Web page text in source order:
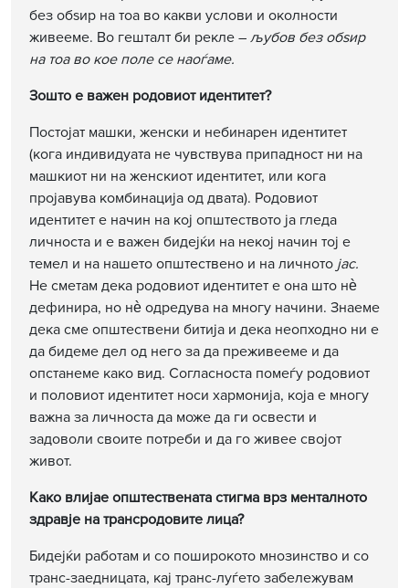
без обѕир на тоа во какви услови и околности
живееме. Во гешталт би рекле – љубов без обѕир
на тоа во кое поле се наоѓаме.
Зошто е важен родовиот идентитет?
Постојат машки, женски и небинарен идентитет
(кога индивидуата не чувствува припадност ни на
машкиот ни на женскиот идентитет, или кога
пројавува комбинација од двата). Родовиот
идентитет е начин на кој општеството ја гледа
личноста и е важен бидејќи на некој начин тој е
темел и на нашето општествено и на личното јас.
Не сметам дека родовиот идентитет е она што нѐ
дефинира, но нѐ одредува на многу начини. Знаеме
дека сме општествени битија и дека неопходно ни е
да бидеме дел од него за да преживееме и да
опстанеме како вид. Согласноста помеѓу родовиот
и половиот идентитет носи хармонија, која е многу
важна за личноста да може да ги освести и
задоволи своите потреби и да го живее својот
живот.
Како влијае општествената стигма врз менталното
здравје на трансродовите лица?
Бидејќи работам и со поширокото мнозинство и со
транс-заедницата, кај транс-луѓето забележувам